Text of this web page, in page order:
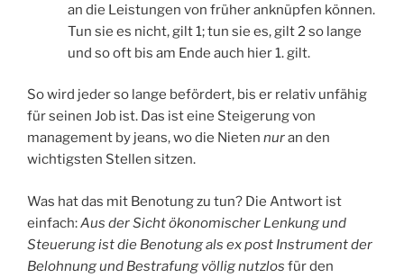
an die Leistungen von früher anknüpfen können.
Tun sie es nicht, gilt 1; tun sie es, gilt 2 so lange
und so oft bis am Ende auch hier 1. gilt.
So wird jeder so lange befördert, bis er relativ unfähig
für seinen Job ist. Das ist eine Steigerung von
management by jeans, wo die Nieten nuran den
wichtigsten Stellen sitzen.
Was hat das mit Benotung zu tun? Die Antwort ist
einfach:Aus der Sicht ökonomischer Lenkung und
Steuerung ist die Benotung als ex post Instrument der
Belohnung und Bestrafung völlig nutzlos für den